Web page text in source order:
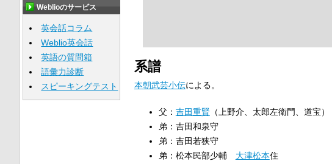
系譜
本朝武芸小伝による。
父： 吉田重賢 （上野介、太郎左衛門、道宝）
弟：吉田和泉守
弟：吉田若狭守
弟：松本民部少輔 大津松本住
Weblioのサービス
英会話コラム
Weblio英会話
英語の質問箱
語彙力診断
スピーキングテスト